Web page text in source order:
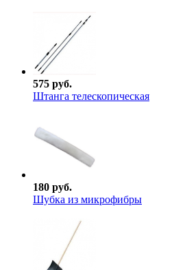
575 руб.
Штанга телескопическая
180 руб.
Шубка из микрофибры